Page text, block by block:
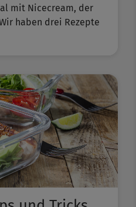
mit Nicecream, der
haben drei Rezepte